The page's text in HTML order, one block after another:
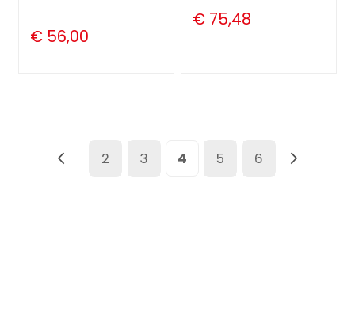
€ 56,00
€ 75,48
Pagina
VorigePagina
2 Pagina
3 U lees momenteel pagina
4 Pagina
5 Pagina
6